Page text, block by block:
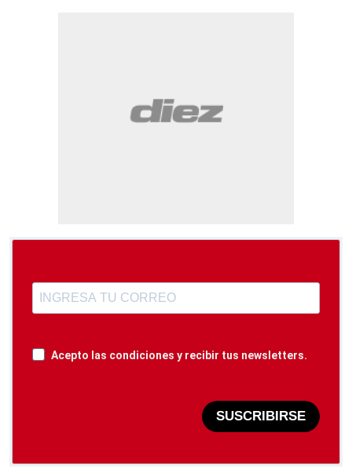
Acepto las condiciones y recibir tus newsletters.
SUSCRIBIRSE